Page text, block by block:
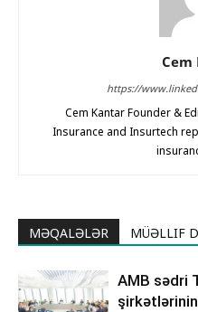
Cem
https://
Cem Kantar Founder &
Insurance and Insurtech
MƏQALƏLƏR MÜƏLLIF
AMB sədri